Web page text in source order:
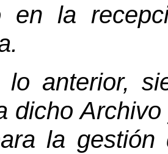
en la
lo anterior,
dicho
la